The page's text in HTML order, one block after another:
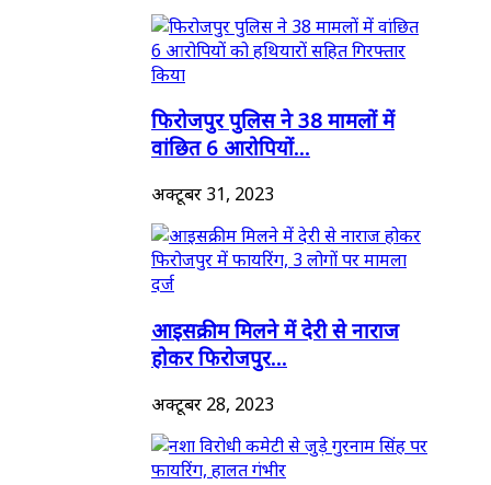
फिरोजपुर पुलिस ने 38 मामलों में
वांछित 6 आरोपियों...
अक्टूबर 31, 2023
आइसक्रीम मिलने में देरी से नाराज
होकर फिरोजपुर...
अक्टूबर 28, 2023